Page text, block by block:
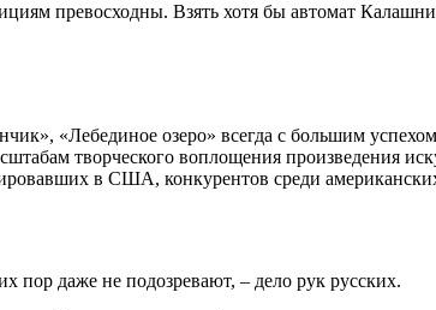
превосходны. Взять хотя бы автомат
«Лебединое озеро» всегда с большим
творческого воплощения произведения
в США, конкурентов среди
пор даже не подозревают, – дело рук русских.